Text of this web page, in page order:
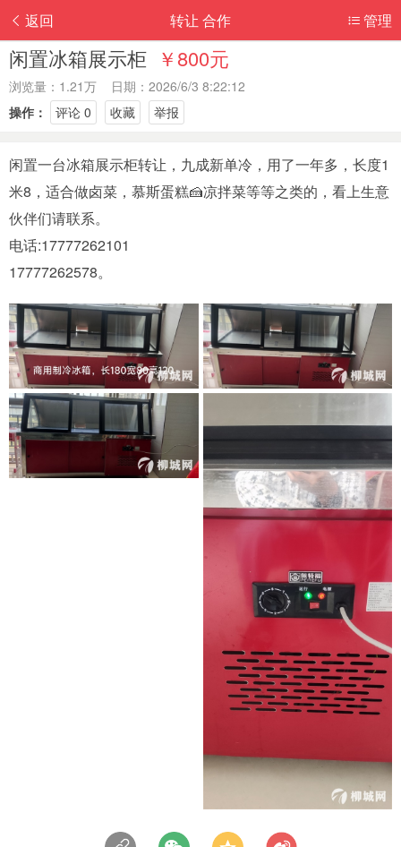
返回 管理
转让 合作
闲置冰箱展示柜 ￥800元
浏览量：1.21万 日期：2026/6/3 8:22:12
操作：
评论 0 收藏 举报
闲置一台冰箱展示柜转让，九成新单冷，用了一年多，长度1
米8，适合做卤菜，慕斯蛋糕🍰凉拌菜等等之类的，看上生意
伙伴们请联系。
电话:17777262101
17777262578。